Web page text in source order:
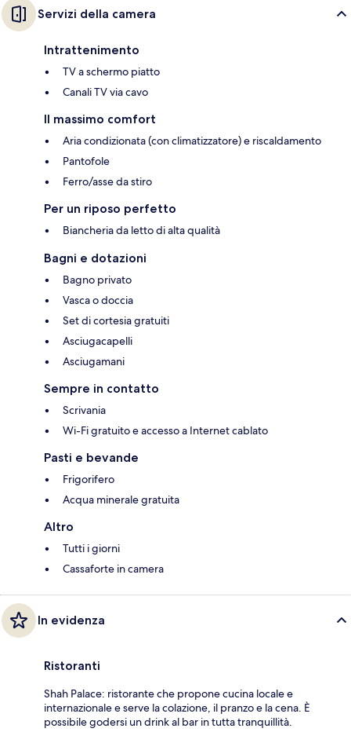
Servizi della camera
Intrattenimento
TV a schermo piatto
Canali TV via cavo
Il massimo comfort
Aria condizionata (con climatizzatore) e riscaldamento
Pantofole
Ferro/asse da stiro
Per un riposo perfetto
Biancheria da letto di alta qualità
Bagni e dotazioni
Bagno privato
Vasca o doccia
Set di cortesia gratuiti
Asciugacapelli
Asciugamani
Sempre in contatto
Scrivania
Wi-Fi gratuito e accesso a Internet cablato
Pasti e bevande
Frigorifero
Acqua minerale gratuita
Altro
Tutti i giorni
Cassaforte in camera
In evidenza
Ristoranti
Shah Palace: ristorante che propone cucina locale e
internazionale e serve la colazione, il pranzo e la cena. È
possibile godersi un drink al bar in tutta tranquillità.